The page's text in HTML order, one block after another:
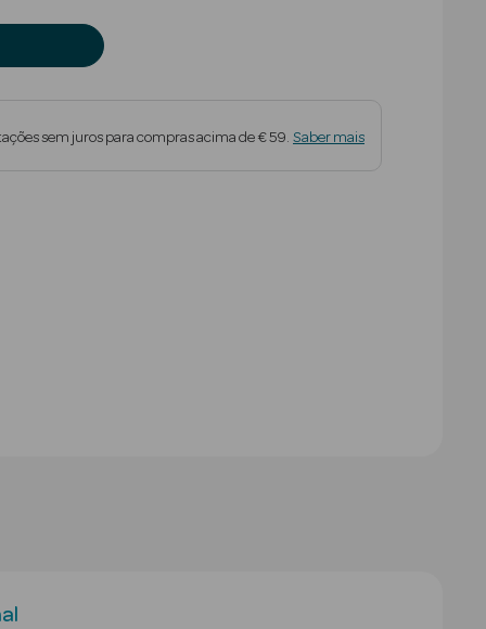
sem juros para compras acima de € 59. Saber mais